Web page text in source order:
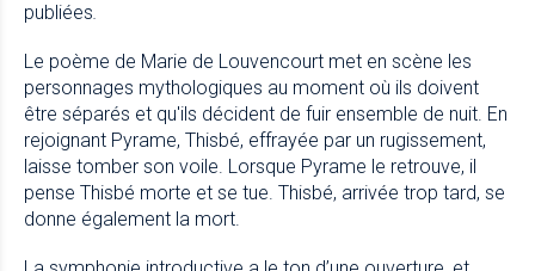
publiées.
Le poème de Marie de Louvencourt met en scène les
personnages mythologiques au moment où ils doivent
être séparés et qu'ils décident de fuir ensemble de nuit. En
rejoignant Pyrame, Thisbé, effrayée par un rugissement,
laisse tomber son voile. Lorsque Pyrame le retrouve, il
pense Thisbé morte et se tue. Thisbé, arrivée trop tard, se
donne également la mort.